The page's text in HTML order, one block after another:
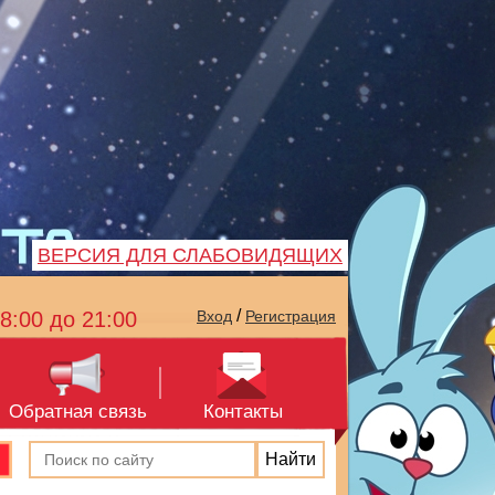
ВЕРСИЯ ДЛЯ СЛАБОВИДЯЩИХ
до 21:00 Вход / Регистрация
Обратная связь Контакты